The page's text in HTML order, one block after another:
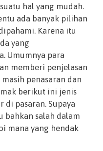
hal yang mudah.
ada banyak pilihan
Karena itu
yang
Umumnya para
memberi penjelasan
penasaran dan
berikut ini jenis
di pasaran. Supaya
salah dalam
mana yang hendak